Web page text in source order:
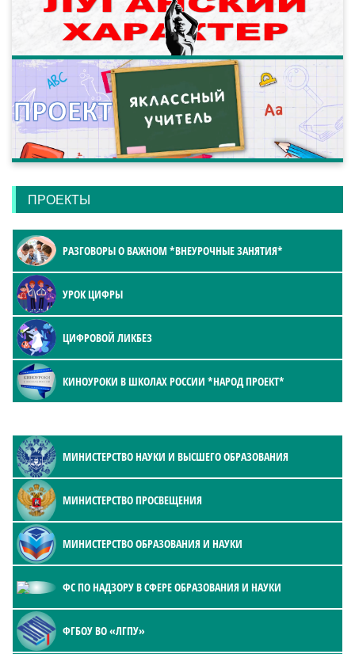
ПРОЕКТЫ
РАЗГОВОРЫ О ВАЖНОМ *ВНЕУРОЧНЫЕ ЗАНЯТИЯ*
УРОК ЦИФРЫ
ЦИФРОВОЙ ЛИКБЕЗ
КИНОУРОКИ В ШКОЛАХ РОССИИ *НАРОД ПРОЕКТ*
МИНИСТЕРСТВО НАУКИ И ВЫСШЕГО ОБРАЗОВАНИЯ
МИНИСТЕРСТВО ПРОСВЕЩЕНИЯ
МИНИСТЕРСТВО ОБРАЗОВАНИЯ И НАУКИ
ФС ПО НАДЗОРУ В СФЕРЕ ОБРАЗОВАНИЯ И НАУКИ
ФГБОУ ВО «ЛГПУ»